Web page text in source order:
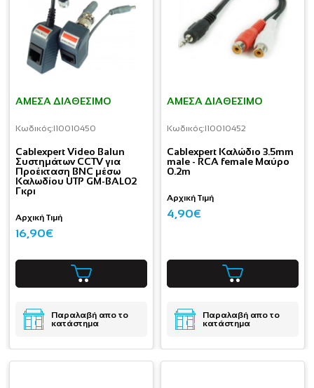
ΆΜΕΣΑ ΔΙΑΘΈΣΙΜΟ
Κωδικός:I10010450
Cablexpert Video Balun
Συστημάτων CCTV για
Προέκταση BNC μέσω
Καλωδίου UTP GM-BAL02
Γκρι
Αρχική Τιμή
16,90€
Παραλαβή απο το
κατάστημα
ΆΜΕΣΑ ΔΙΑΘΈΣΙΜΟ
Κωδικός:I10010452
Cablexpert Καλώδιο 3.5mm
male - RCA female Μαύρο
0.2m
Αρχική Τιμή
4,90€
Παραλαβή απο το
κατάστημα